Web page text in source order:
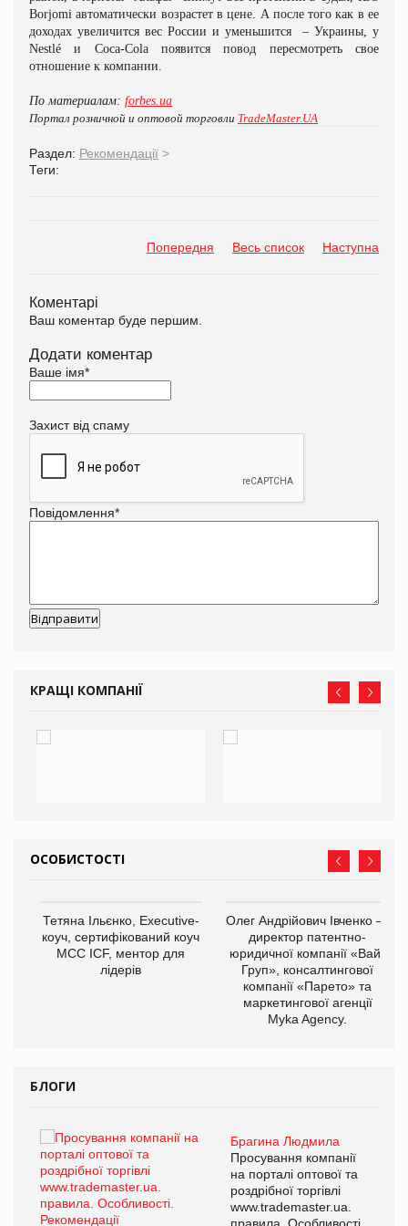
Borjomi автоматически возрастет в цене. А после того как в ее
доходах увеличится вес России и уменьшится
– Украины, у
Nestlé и Сoca-Cola появится повод пересмотреть свое
отношение к компании.
По материалам: forbes.ua
Портал розничной и оптовой торговли TradeMaster.UA
Раздел: Рекомендації >
Теги:
Попередня Весь список Наступна
Коментарі
Ваш коментар буде першим.
Додати коментар
Ваше імя*
Захист від спаму
Повідомлення*
КРАЩІ КОМПАНІЇ
ОСОБИСТОСТІ
Тетяна Ільєнко, Executive-
коуч, сертифікований коуч
МСС ICF, ментор для
лідерів
Олег Андрійович Івченко —
директор патентно-
юридичної компанії «Вайз
Груп», консалтингової
компанії «Парето» та
маркетингової агенції
Myka Agency.
БЛОГИ
Брагина Людмила
Просування компанії
на порталі оптової та
роздрібної торгівлі
www.trademaster.ua.
правила. Особливості.